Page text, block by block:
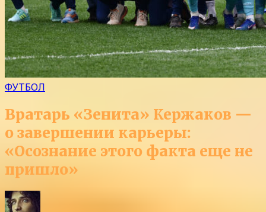
ФУТБОЛ
Вратарь «Зенита» Кержаков —
о завершении карьеры:
«Осознание этого факта еще не
пришло»